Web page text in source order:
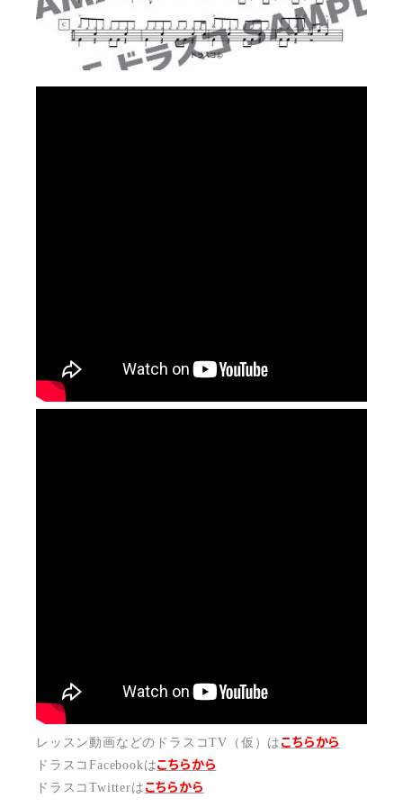
レッスン動画などのドラスコTV（仮）は こちらから
ドラスコFacebookはこちらから
ドラスコTwitterは こちらから